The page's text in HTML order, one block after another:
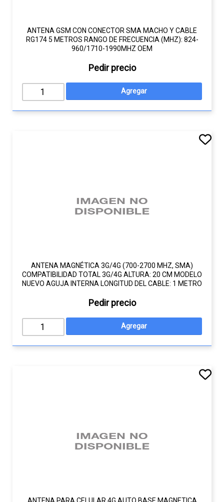
ANTENA GSM CON CONECTOR SMA MACHO Y CABLE
RG174 5 METROS RANGO DE FRECUENCIA (MHZ): 824-
960/1710-1990MHZ OEM
Pedir precio
ANTENA MAGNÉTICA 3G/4G (700-2700 MHZ, SMA)
COMPATIBILIDAD TOTAL 3G/4G ALTURA: 20 CM MODELO
NUEVO AGUJA INTERNA LONGITUD DEL CABLE: 1 METRO
Pedir precio